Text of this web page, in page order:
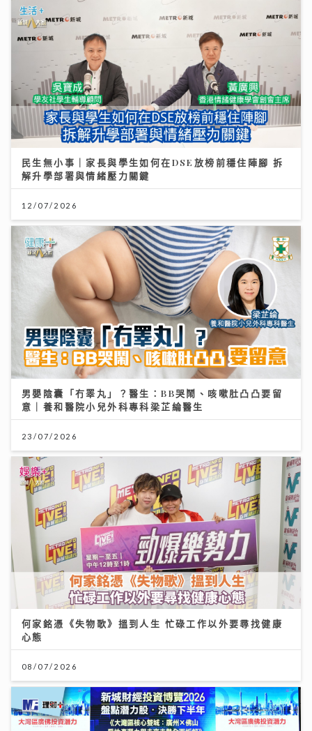
民生無小事｜家長與學生如何在DSE放榜前穩住陣腳 拆
解升學部署與情緒壓力關鍵
12/07/2026
男嬰陰囊「冇睪丸」？醫生：BB哭鬧、咳嗽肚凸凸要留
意｜養和醫院小兒外科專科梁芷綸醫生
23/07/2026
何家銘憑《失物歌》搵到人生 忙碌工作以外要尋找健康
心態
08/07/2026